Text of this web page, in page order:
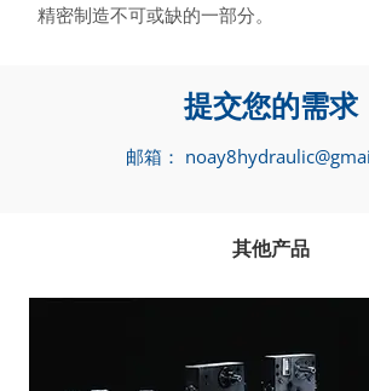
精密制造不可或缺的一部分。
提交您的需求
邮箱：
其他产品